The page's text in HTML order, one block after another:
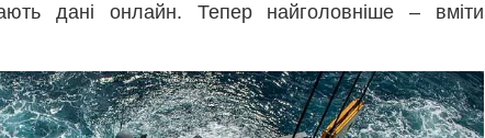
дані онлайн. Тепер найголовніше – вміти